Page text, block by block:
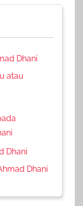
Dhani
atau
Dhani
Dhani